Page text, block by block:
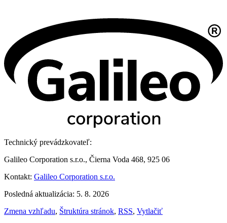
Technický prevádzkovateľ:
Galileo Corporation s.r.o., Čierna Voda 468, 925 06
Kontakt: Galileo Corporation s.r.o.
Posledná aktualizácia: 5. 8. 2026
Zmena vzhľadu, Štruktúra stránok, RSS, Vytlačiť